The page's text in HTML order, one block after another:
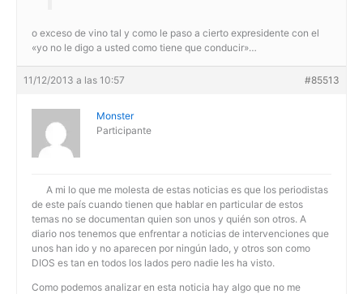
o exceso de vino tal y como le paso a cierto expresidente con el
«yo no le digo a usted como tiene que conducir»…
11/12/2013 a las 10:57 #85513
Monster
Participante
A mi lo que me molesta de estas noticias es que los periodistas
de este país cuando tienen que hablar en particular de estos
temas no se documentan quien son unos y quién son otros. A
diario nos tenemos que enfrentar a noticias de intervenciones que
unos han ido y no aparecen por ningún lado, y otros son como
DIOS es tan en todos los lados pero nadie les ha visto.
Como podemos analizar en esta noticia hay algo que no me